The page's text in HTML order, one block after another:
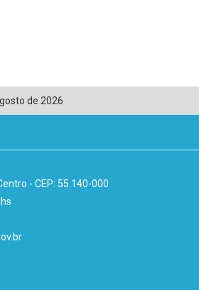
de 2026
- CEP: 55.140-000